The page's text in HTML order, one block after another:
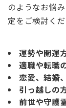
のようなお悩
定をご検討くだ
運勢や開運
適職や転職
恋愛、結婚
引っ越しの
前世や守護